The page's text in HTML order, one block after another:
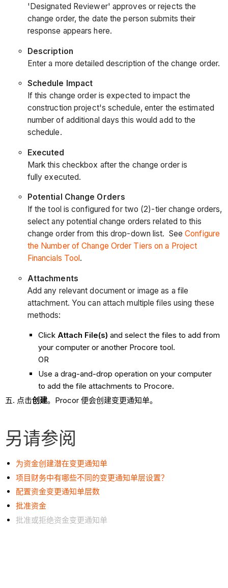
'Designated Reviewer' approves or rejects the
change order, the date the person submits their
response appears here.
Description
Enter a more detailed description of the change order.
Schedule Impact
If this change order is expected to impact the
construction project's schedule, enter the estimated
number of additional days this would add to the
schedule.
Executed
Mark this checkbox after the change order is
fully executed.
Potential Change Orders
If the tool is configured for two (2)-tier change orders,
select any potential change orders related to this
change order from this drop-down list. SeeConfigure
the Number of Change Order Tiers on a Project
Financials Tool .
Attachments
Add any relevant document or image as a file
attachment. You can attach multiple files using these
methods:
Click Attach File(s) and select the files to add from
your computer or another Procore tool.
OR
Use a drag-and-drop operation on your computer
to add the file attachments to Procore.
点击创建。Procor 便会创建变更通知单。
另请参阅
为资金创建潜在变更通知单
项目财务中有哪些不同的变更通知单层设置？
配置资金变更通知单层数
批准资金
批准或拒绝资金变更通知单